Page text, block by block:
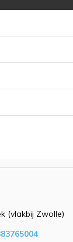
(vlakbij Zwolle)